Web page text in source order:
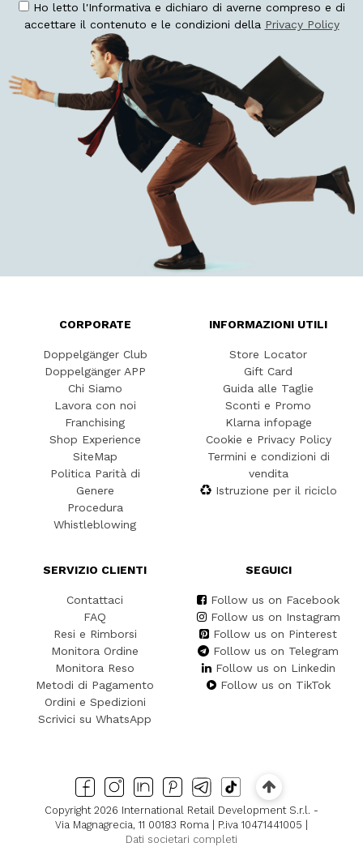
Ho letto l'Informativa e dichiaro di averne compreso e di
accettare il contenuto e le condizioni della Privacy Policy
CORPORATE
Doppelgänger Club
Doppelgänger APP
Chi Siamo
Lavora con noi
Franchising
Shop Experience
SiteMap
Politica Parità di
Genere
Procedura
Whistleblowing
INFORMAZIONI UTILI
Store Locator
Gift Card
Guida alle Taglie
Sconti e Promo
Klarna infopage
Cookie e Privacy Policy
Termini e condizioni di
vendita
Istruzione per il riciclo
SERVIZIO CLIENTI
Contattaci
FAQ
Resi e Rimborsi
Monitora Ordine
Monitora Reso
Metodi di Pagamento
Ordini e Spedizioni
Scrivici su WhatsApp
SEGUICI
Follow us on Facebook
Follow us on Instagram
Follow us on Pinterest
Follow us on Telegram
Follow us on Linkedin
Follow us on TikTok
Copyright 2026 International Retail Development S.r.l. -
Via Magnagrecia, 11 00183 Roma | P.iva 10471441005 |
Dati societari completi